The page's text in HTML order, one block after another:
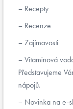
Recepty
Recenze
Zajímavosti
Vitaminová
Představujeme
nápojů.
Novinka na e-